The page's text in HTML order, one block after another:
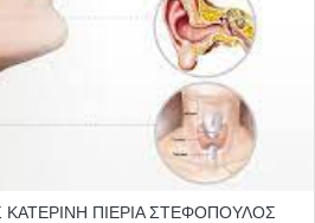
ΠΙΕΡΙΑ ΣΤΕΦΟΠΟΥΛΟΣ